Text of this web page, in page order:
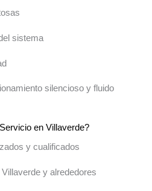
sistema
silencioso y fluido
en Villaverde?
y cualificados
y alrededores